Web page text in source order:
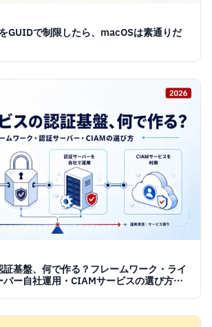
GUIDで制限したら、macOSは素通りだ
基盤、何で作る？フレームワーク・ライ
バー自社運用・CIAMサービスの選び方